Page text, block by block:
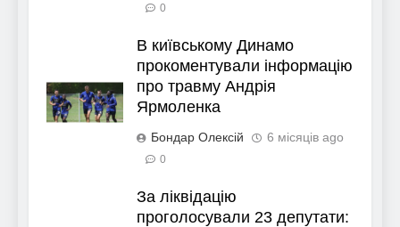
0
В київському Динамо
прокоментували інформацію
про травму Андрія
Ярмоленка
Бондар Олексій 6 місяців ago
0
За ліквідацію
проголосували 23 депутати: